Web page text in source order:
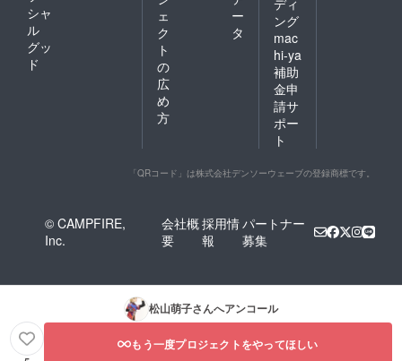
シャ
ル
グッ
ド
ェ
ク
ト
の
広
め
方
ー
タ
ング
mac
hi-ya
補助
金申
請サ
ポー
ト
「QRコード」は株式会社デンソーウェーブの登録商標です。
© CAMPFIRE,
Inc.
会社概
要
採用情
報
パートナー
募集
松山萌子さんへアンコール
もう一度プロジェクトをやってほしい